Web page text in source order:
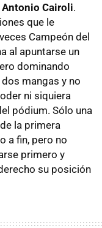
Antonio Cairoli.
que le
Campeón del
al apuntarse un
dominando
mangas y no
ni siquiera
pódium. Sólo una
la primera
a fin, pero no
primero y
su posición